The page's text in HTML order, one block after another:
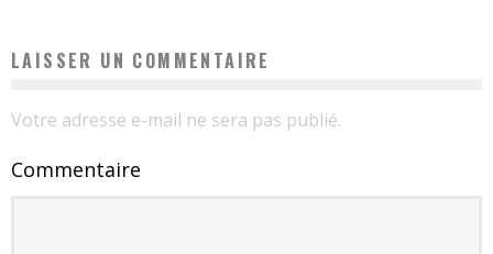
LAISSER UN COMMENTAIRE
Votre adresse e-mail ne sera pas publié.
Commentaire